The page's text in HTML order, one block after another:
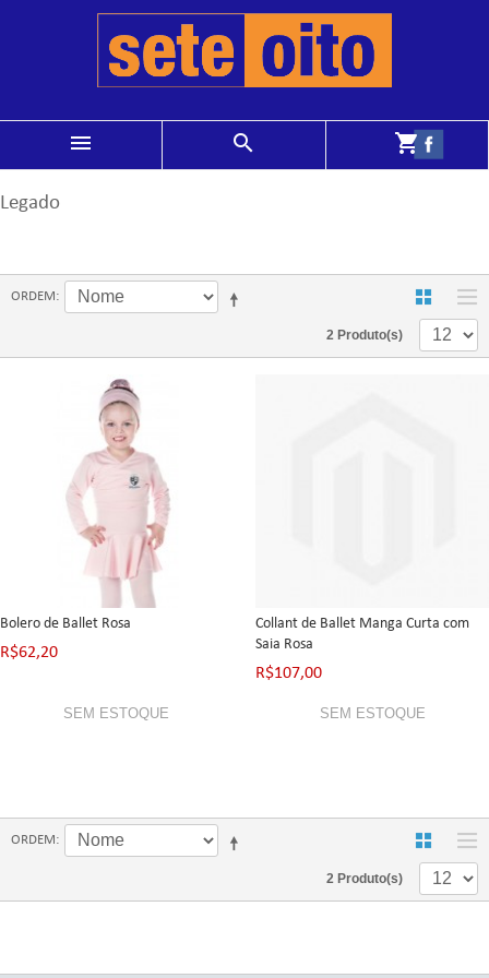
menu search shopping_cart
Legado
ORDEM
2 Produto(s)
Bolero de Ballet Rosa
R$62,20
SEM ESTOQUE
Collant de Ballet Manga Curta com
Saia Rosa
R$107,00
SEM ESTOQUE
ORDEM
2 Produto(s)